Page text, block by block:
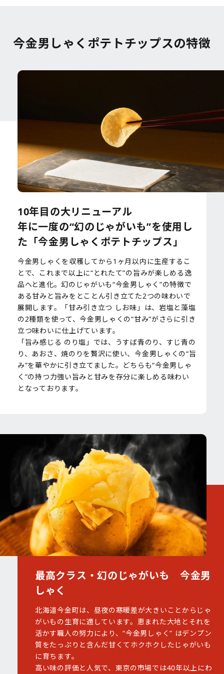
今金男しゃくポテトチップスの特徴
10年目の大リニューアル
年に一度の“幻のじゃがいも”を使用し
た「今金男しゃくポテトチップス」
今金男しゃくを収穫してから1ヶ月以内に生産するこ
とで、これまで以上に“とれたて”の旨みが楽しめる逸
品へと進化。幻のじゃがいも“今金男しゃく”の特徴で
ある甘みと旨みをとことん引き立てた2つの味わいで
展開します。「甘み引き立つ しお味」は、岩塩と藻塩
の2種類を使って、今金男しゃくの“甘み”がさらに引き
立つ味わいに仕上げています。
「旨み感じる のり塩」では、うすば青のり、すじ青の
り、あおさ、焼のりを贅沢に使い、今金男しゃくの“旨
み”を華やかに引き立てました。どちらも“今金男しゃ
く”の持つ力強い旨みと甘みを存分に楽しめる味わい
となっております。
最高クラス・幻のじゃがいも 今金男
しゃく
北海道今金町は、昼夜の寒暖差が大きいことからじゃ
がいもの生育に適しています。恵まれた大地とそれを
活かす職人の努力により、“今金男しゃく” はデンプン
質をたっぷりと含んだ甘くてホクホクしたじゃがいも
に育ちます。
高い味の評価と人気で、東京の市場では40年以上にわ